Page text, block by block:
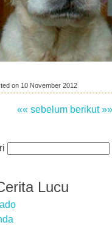
on 10 November 2012
«« sebelum berikut »»
Lucu